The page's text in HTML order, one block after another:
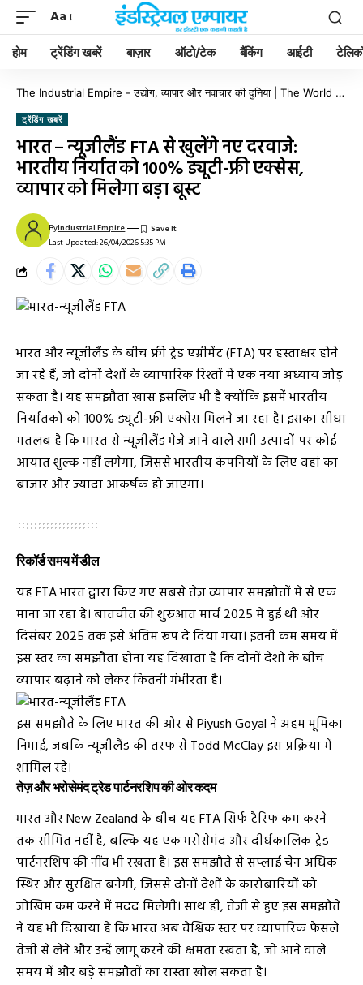
Aa
होम ट्रेंडिंग खबरें बाज़ार ऑटो/टेक बैंकिंग आईटी
The Industrial Empire - उद्योग, व्यापार और नवाचार की दुनिया | The World of Industry, Business & Innovation
ट्रेंडिंग खबरें
भारत – न्यूजीलैंड FTA से खुलेंगे नए दरवाजे:
भारतीय निर्यात को 100% ड्यूटी-फ्री एक्सेस,
व्यापार को मिलेगा बड़ा बूस्ट
Last Updated: 26/04/2026 5:35 PM
ByIndustrial Empire
भारत और न्यूजीलैंड के बीच फ्री ट्रेड एग्रीमेंट (FTA) पर हस्ताक्षर होने
जा रहे हैं, जो दोनों देशों के व्यापारिक रिश्तों में एक नया अध्याय जोड़
सकता है। यह समझौता खास इसलिए भी है क्योंकि इसमें भारतीय
निर्यातकों को 100% ड्यूटी-फ्री एक्सेस मिलने जा रहा है। इसका सीधा
मतलब है कि भारत से न्यूजीलैंड भेजे जाने वाले सभी उत्पादों पर कोई
आयात शुल्क नहीं लगेगा, जिससे भारतीय कंपनियों के लिए वहां का
बाजार और ज्यादा आकर्षक हो जाएगा।
रिकॉर्ड समय में डील
यह FTA भारत द्वारा किए गए सबसे तेज़ व्यापार समझौतों में से एक
माना जा रहा है। बातचीत की शुरुआत मार्च 2025 में हुई थी और
दिसंबर 2025 तक इसे अंतिम रूप दे दिया गया। इतनी कम समय में
इस स्तर का समझौता होना यह दिखाता है कि दोनों देशों के बीच
व्यापार बढ़ाने को लेकर कितनी गंभीरता है।
इस समझौते के लिए भारत की ओर सेPiyush Goyalने अहम भूमिका
निभाई, जबकि न्यूजीलैंड की तरफ से Todd McClay इस प्रक्रिया में
शामिल रहे।
तेज़ और भरोसेमंद ट्रेड पार्टनरशिप की ओर कदम
भारत और New Zealand के बीच यह FTA सिर्फ टैरिफ कम करने
तक सीमित नहीं है, बल्कि यह एक भरोसेमंद और दीर्घकालिक ट्रेड
पार्टनरशिप की नींव भी रखता है। इस समझौते से सप्लाई चेन अधिक
स्थिर और सुरक्षित बनेगी, जिससे दोनों देशों के कारोबारियों को
जोखिम कम करने में मदद मिलेगी। साथ ही, तेजी से हुए इस समझौते
ने यह भी दिखाया है कि भारत अब वैश्विक स्तर पर व्यापारिक फैसले
तेजी से लेने और उन्हें लागू करने की क्षमता रखता है, जो आने वाले
समय में और बड़े समझौतों का रास्ता खोल सकता है।